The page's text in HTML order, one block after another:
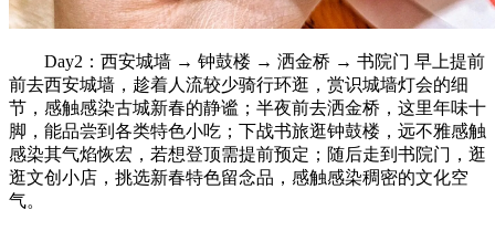
Day2：西安城墙 → 钟鼓楼 → 洒金桥 → 书院门 早上提前
前去西安城墙，趁着人流较少骑行环逛，赏识城墙灯会的细
节，感触感染古城新春的静谧；半夜前去洒金桥，这里年味十
脚，能品尝到各类特色小吃；下战书旅逛钟鼓楼，远不雅感触
感染其气焰恢宏，若想登顶需提前预定；随后走到书院门，逛
逛文创小店，挑选新春特色留念品，感触感染稠密的文化空
气。